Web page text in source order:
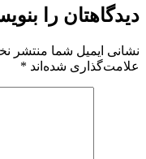
دیدگاهتان را
نشانی ایمیل شما منتشر
علامت‌گذاری شده‌اند *